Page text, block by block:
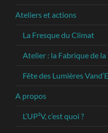
Ateliers et actions
La Fresque du Climat
Atelier : la Fabrique de
Fête des Lumières
A propos
L’UP²V, c’est quoi ?